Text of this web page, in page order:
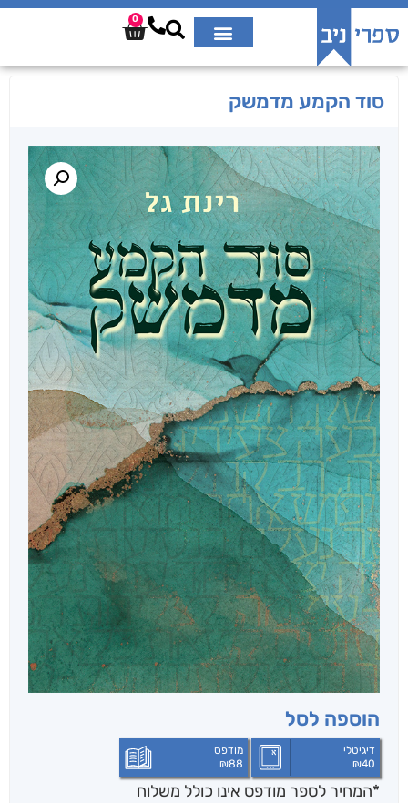
0
סוד הקמע מדמשק
הוספה לסל
דיגיטלי
₪40
מודפס
₪88
*המחיר לספר מודפס אינו כולל משלוח